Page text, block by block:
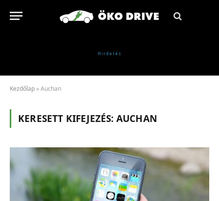
Kezdőlap »Auchan
KERESETT KIFEJEZÉS: AUCHAN